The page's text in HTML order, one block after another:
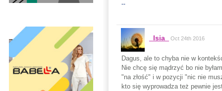
--
_Isia_ Oct 24th 2016
Dagus, ale to chyba nie w
Nie chcę się mądrzyć bo nie
"na złość" i w pozycji "nic nie
kto się wyprowadza też pewnie